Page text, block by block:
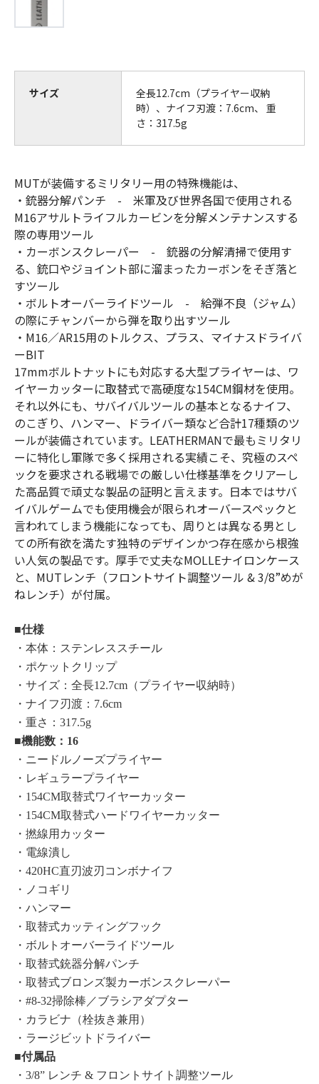
サイズ
全長12.7cm（プライヤー収納
時）、ナイフ刃渡：7.6cm、 重
さ：317.5g
MUTが装備するミリタリー用の特殊機能は、
・銃器分解パンチ - 米軍及び世界各国で使用される
M16アサルトライフルカービンを分解メンテナンスする
際の専用ツール
・カーボンスクレーパー - 銃器の分解清掃で使用す
る、銃口やジョイント部に溜まったカーボンをそぎ落と
すツール
・ボルトオーバーライドツール - 給弾不良（ジャム）
の際にチャンバーから弾を取り出すツール
・M16／AR15用のトルクス、プラス、マイナスドライバ
ーBIT
17mmボルトナットにも対応する大型プライヤーは、ワ
イヤーカッターに取替式で高硬度な154CM鋼材を使用。
それ以外にも、サバイバルツールの基本となるナイフ、
のこぎり、ハンマー、ドライバー類など合計17種類のツ
ールが装備されています。LEATHERMANで最もミリタリ
ーに特化し軍隊で多く採用される実績こそ、究極のスペ
ックを要求される戦場での厳しい仕様基準をクリアーし
た高品質で頑丈な製品の証明と言えます。日本ではサバ
イバルゲームでも使用機会が限られオーバースペックと
言われてしまう機能になっても、周りとは異なる男とし
ての所有欲を満たす独特のデザインかつ存在感から根強
い人気の製品です。厚手で丈夫なMOLLEナイロンケース
と、MUTレンチ（フロントサイト調整ツール & 3/8”めが
ねレンチ）が付属。
■仕様
・本体：ステンレススチール
・ポケットクリップ
・サイズ：全長12.7cm（プライヤー収納時）
・ナイフ刃渡：7.6cm
・重さ：317.5g
■機能数：16
・ニードルノーズプライヤー
・レギュラープライヤー
・154CM取替式ワイヤーカッター
・154CM取替式ハードワイヤーカッター
・撚線用カッター
・電線潰し
・420HC直刃波刃コンボナイフ
・ノコギリ
・ハンマー
・取替式カッティングフック
・ボルトオーバーライドツール
・取替式銃器分解パンチ
・取替式ブロンズ製カーボンスクレーパー
・#8-32掃除棒／ブラシアダプター
・カラビナ（栓抜き兼用）
・ラージビットドライバー
■付属品
・3/8” レンチ & フロントサイト調整ツール